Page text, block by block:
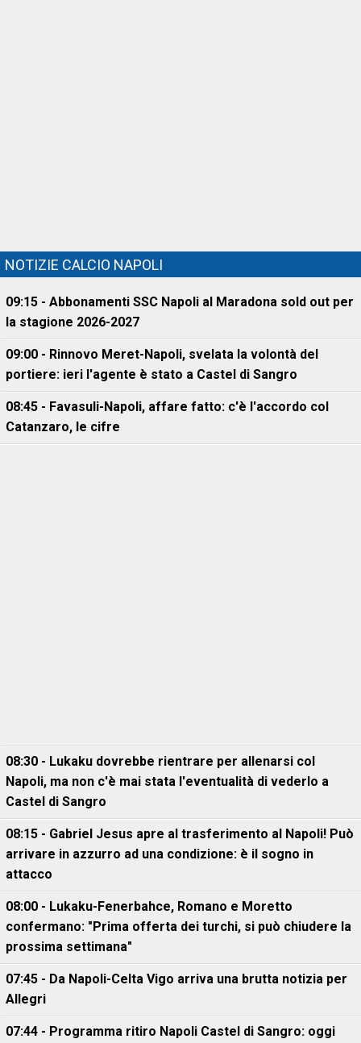
NOTIZIE CALCIO NAPOLI
09:15 - Abbonamenti SSC Napoli al Maradona sold out per
la stagione 2026-2027
09:00 - Rinnovo Meret-Napoli, svelata la volontà del
portiere: ieri l'agente è stato a Castel di Sangro
08:45 - Favasuli-Napoli, affare fatto: c'è l'accordo col
Catanzaro, le cifre
08:30 - Lukaku dovrebbe rientrare per allenarsi col
Napoli, ma non c'è mai stata l'eventualità di vederlo a
Castel di Sangro
08:15 - Gabriel Jesus apre al trasferimento al Napoli! Può
arrivare in azzurro ad una condizione: è il sogno in
attacco
08:00 - Lukaku-Fenerbahce, Romano e Moretto
confermano: "Prima offerta dei turchi, si può chiudere la
prossima settimana"
07:45 - Da Napoli-Celta Vigo arriva una brutta notizia per
Allegri
07:44 - Programma ritiro Napoli Castel di Sangro: oggi